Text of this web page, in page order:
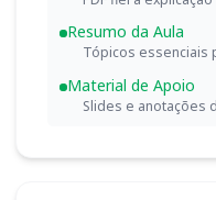
Resumo da Aula
Tópicos essenciais
Material de Apoio
Slides e anotações